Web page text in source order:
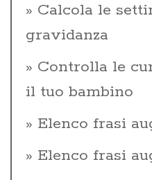
Calcola le
gravidanza
Controlla le
il tuo bambino
Elenco frasi
Elenco frasi